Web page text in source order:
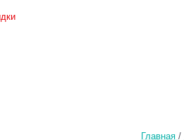
Главная /